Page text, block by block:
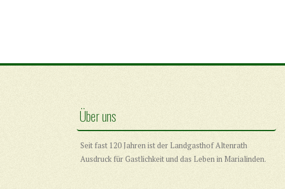
Über uns
Seit fast 120 Jahren ist der Landgasthof Altenrath
Ausdruck für Gastlichkeit und das Leben in Marialinden.